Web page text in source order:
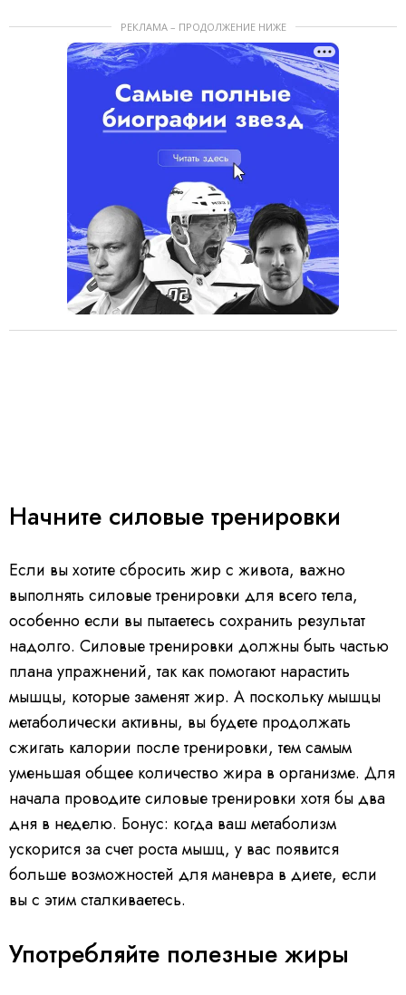
РЕКЛАМА – ПРОДОЛЖЕНИЕ НИЖЕ
Начните силовые тренировки
Если вы хотите сбросить жир с живота, важно
выполнять силовые тренировки для всего тела,
особенно если вы пытаетесь сохранить результат
надолго. Силовые тренировки должны быть частью
плана упражнений, так как помогают нарастить
мышцы, которые заменят жир. А поскольку мышцы
метаболически активны, вы будете продолжать
сжигать калории после тренировки, тем самым
уменьшая общее количество жира в организме. Для
начала проводите силовые тренировки хотя бы два
дня в неделю. Бонус: когда ваш метаболизм
ускорится за счет роста мышц, у вас появится
больше возможностей для маневра в диете, если
вы с этим сталкиваетесь.
Употребляйте полезные жиры